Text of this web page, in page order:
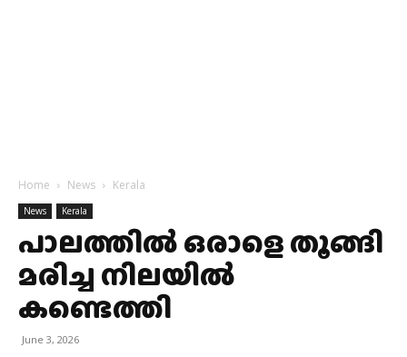
Home News Kerala
News Kerala
പാലത്തിൽ ഒരാളെ തൂങ്ങി
മരിച്ച നിലയിൽ
കണ്ടെത്തി
June 3, 2026